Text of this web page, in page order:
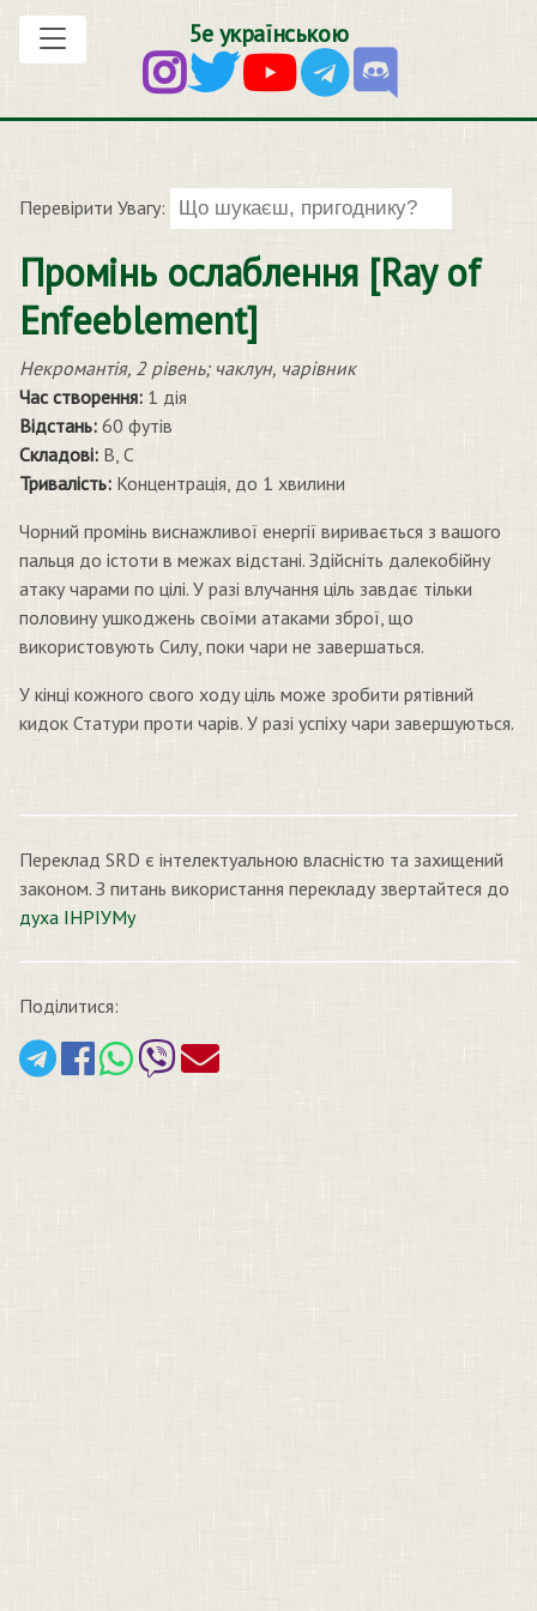
5е українською
Перевірити Увагу:
Промінь ослаблення [Ray of
Enfeeblement]
Некромантія, 2 рівень; чаклун, чарівник
Час створення: 1 дія
Відстань: 60 футів
Складові: В, С
Тривалість: Концентрація, до 1 хвилини
Чорний промінь виснажливої енергії виривається з вашого
пальця до істоти в межах відстані. Здійсніть далекобійну
атаку чарами по цілі. У разі влучання ціль завдає тільки
половину ушкоджень своїми атаками зброї, що
використовують Силу, поки чари не завершаться.
У кінці кожного свого ходу ціль може зробити рятівний
кидок Статури проти чарів. У разі успіху чари завершуються.
Переклад SRD є інтелектуальною власністю та захищений
законом. З питань використання перекладу звертайтеся до
духа ІНРІУМу
Поділитися: